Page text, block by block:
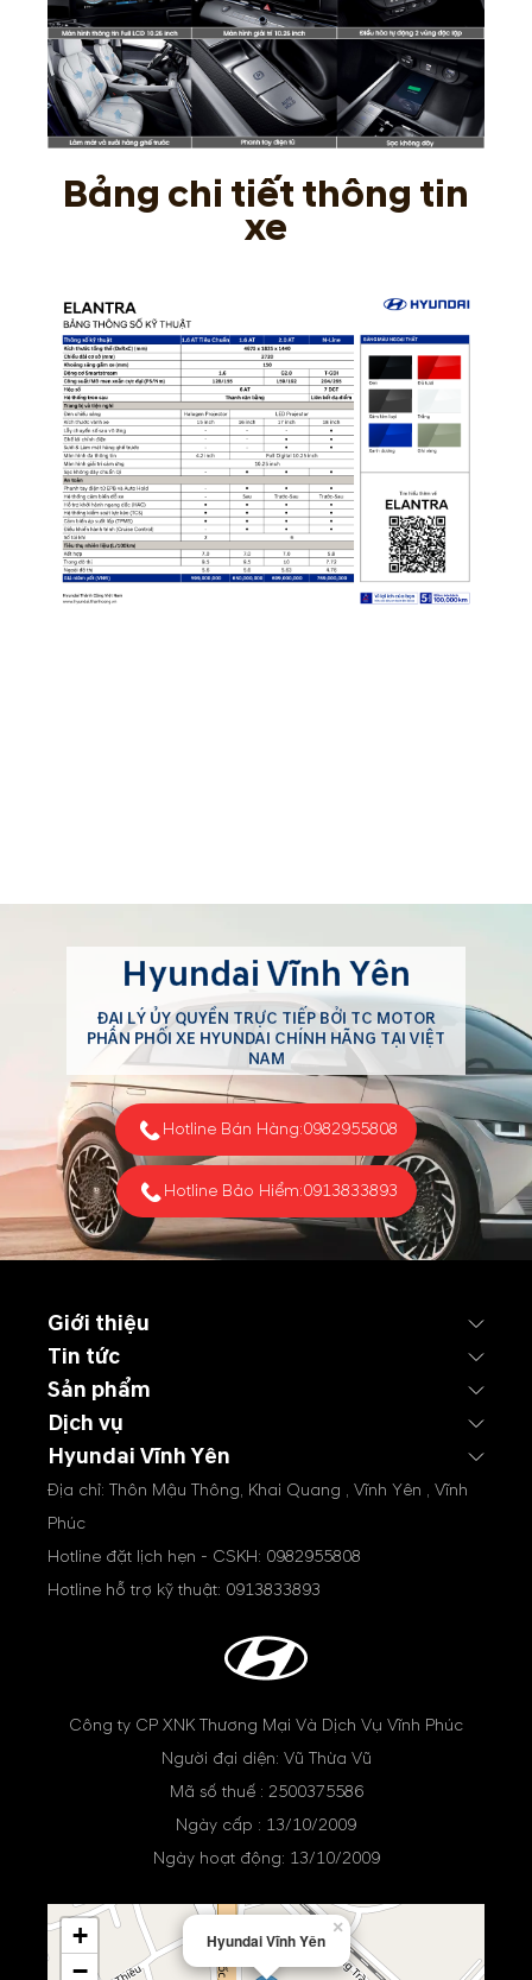
Bảng chi tiết thông tin
xe
Hyundai Vĩnh Yên
ĐẠI LÝ ỦY QUYỀN TRỰC TIẾP BỞI TC MOTOR
PHÂN PHỐI XE HYUNDAI CHÍNH HÃNG TẠI VIỆT
NAM
Hotline Bán Hàng:0982955808
Hotline Bảo Hiểm:0913833893
Giới thiệu
Tin tức
Sản phẩm
Dịch vụ
Hyundai Vĩnh Yên
Địa chỉ: Thôn Mậu Thông, Khai Quang , Vĩnh Yên , Vĩnh
Phúc
Hotline đặt lịch hẹn - CSKH: 0982955808
Hotline hỗ trợ kỹ thuật: 0913833893
Công ty CP XNK Thương Mại Và Dịch Vụ Vĩnh Phúc
Người đại diện: Vũ Thừa Vũ
Mã số thuế : 2500375586
Ngày cấp : 13/10/2009
Ngày hoạt động: 13/10/2009
Hyundai Vĩnh Yên
×
+
−